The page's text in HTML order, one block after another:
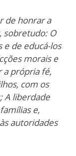
de honrar a
sobretudo: O
de educá-los
morais e
a própria fé,
com os
A liberdade
e,
autoridades